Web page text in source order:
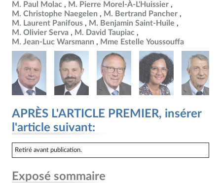
M. Paul Molac
M. Pierre Morel-À-L'Huissier
M. Christophe Naegelen
M. Bertrand Pancher
M. Laurent Panifous
M. Benjamin Saint-Huile
M. Olivier Serva
M. David Taupiac
M. Jean-Luc Warsmann
Mme Estelle Youssouffa
APRÈS L'ARTICLE PREMIER, insérer
l'article suivant:
Retiré avant publication.
Exposé sommaire